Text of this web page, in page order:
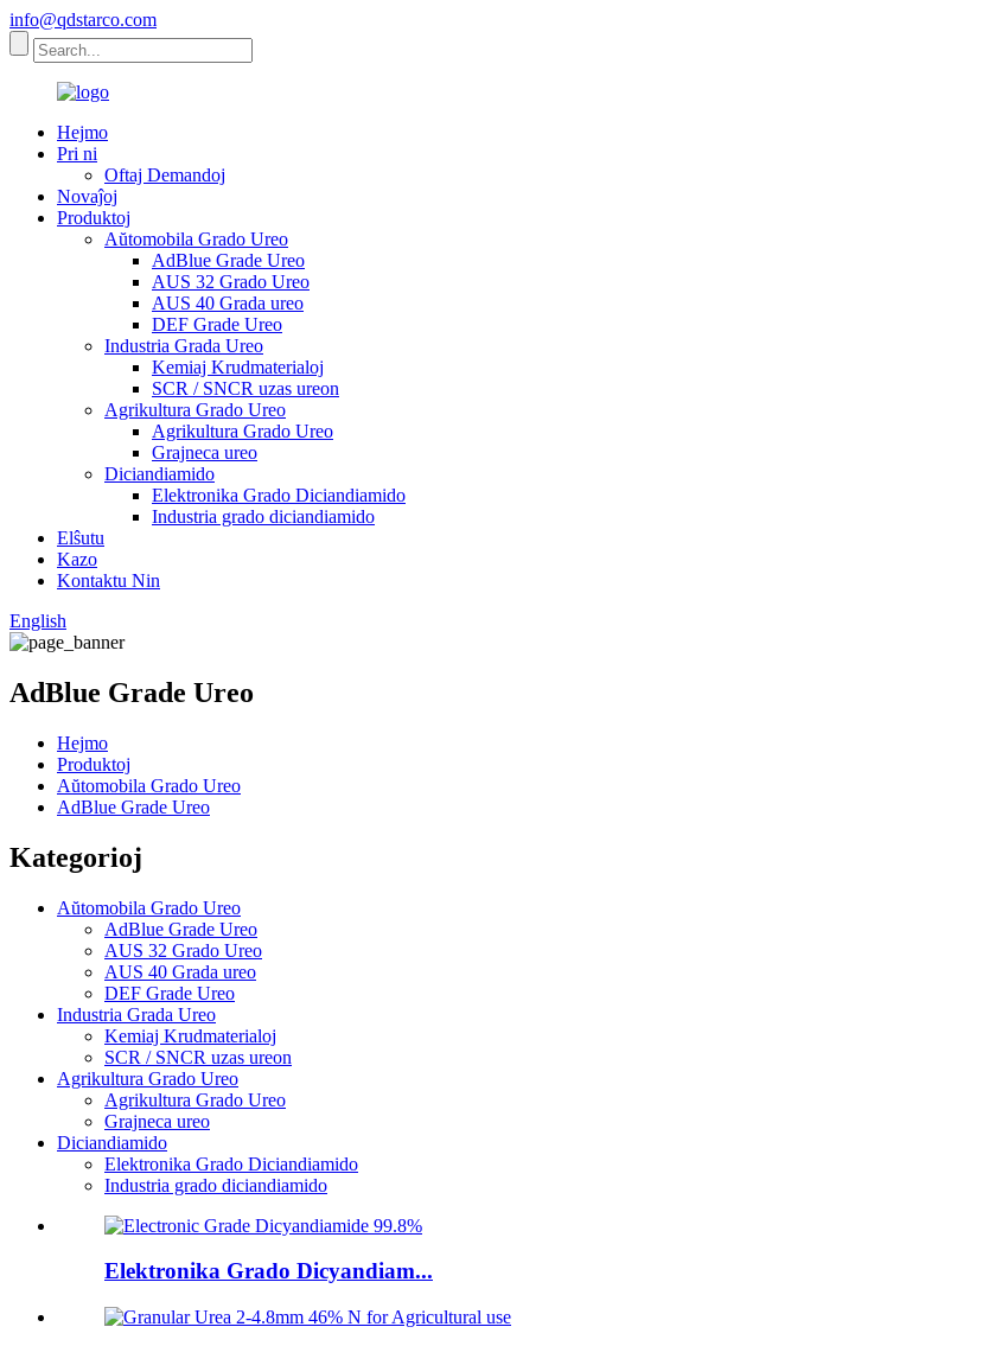
info@qdstarco.com
Hejmo
Pri ni
Oftaj Demandoj
Novaĵoj
Produktoj
Aŭtomobila Grado Ureo
AdBlue Grade Ureo
AUS 32 Grado Ureo
AUS 40 Grada ureo
DEF Grade Ureo
Industria Grada Ureo
Kemiaj Krudmaterialoj
SCR / SNCR uzas ureon
Agrikultura Grado Ureo
Agrikultura Grado Ureo
Grajneca ureo
Diciandiamido
Elektronika Grado Diciandiamido
Industria grado diciandiamido
Elŝutu
Kazo
Kontaktu Nin
English
AdBlue Grade Ureo
Hejmo
Produktoj
Aŭtomobila Grado Ureo
AdBlue Grade Ureo
Kategorioj
Aŭtomobila Grado Ureo
AdBlue Grade Ureo
AUS 32 Grado Ureo
AUS 40 Grada ureo
DEF Grade Ureo
Industria Grada Ureo
Kemiaj Krudmaterialoj
SCR / SNCR uzas ureon
Agrikultura Grado Ureo
Agrikultura Grado Ureo
Grajneca ureo
Diciandiamido
Elektronika Grado Diciandiamido
Industria grado diciandiamido
Elektronika Grado Dicyandiam...